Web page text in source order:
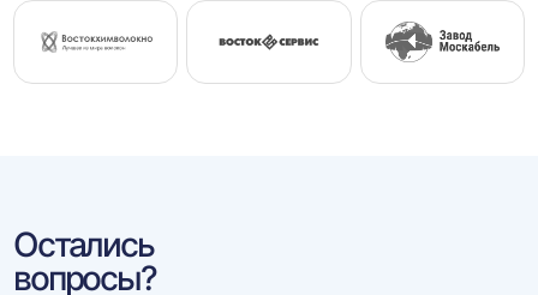
Остались
вопросы?